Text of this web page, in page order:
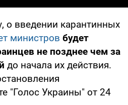
о введении карантинных
министров будет
не позднее чем за
до начала их действия.
"Голос Украины" от 24